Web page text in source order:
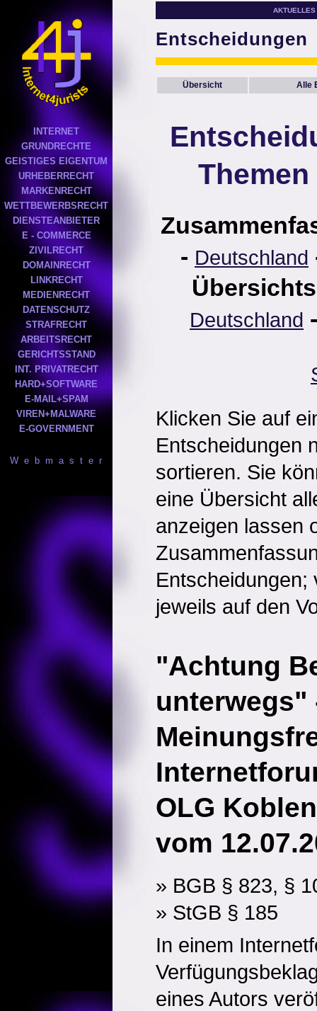
INTERNET
GRUNDRECHTE
GEISTIGES EIGENTUM
URHEBERRECHT
MARKENRECHT
WETTBEWERBSRECHT
DIENSTEANBIETER
E - COMMERCE
ZIVILRECHT
DOMAINRECHT
LINKRECHT
MEDIENRECHT
DATENSCHUTZ
STRAFRECHT
ARBEITSRECHT
GERICHTSSTAND
INT. PRIVATRECHT
HARD+SOFTWARE
E-MAIL+SPAM
VIREN+MALWARE
E-GOVERNMENT
W e b m a s t e r
AKTUELLES
Entscheidungen
Übersicht Alle
- Deutschland
Deutschland
Klicken Sie auf
Entscheidungen
sortieren. Sie
eine Übersicht
anzeigen lassen
Entscheidungen;
jeweils auf den
"Achtung
unterwegs"
OLG
vom
» BGB § 823, §
» StGB § 185
In einem
eines Autors